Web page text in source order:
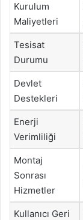
Kurulum
Maliyetleri
Tesisat
Durumu
Devlet
Destekleri
Enerji
Verimliliği
Montaj
Sonrası
Hizmetler
Kullanıcı Geri